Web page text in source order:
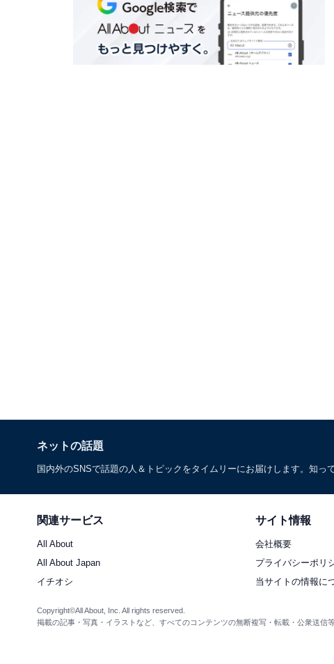
ネットの話題
国内外のSNSで話題の人＆トピックをタイムリーにお届けします。知
関連サービス
All About
All About Japan
イチオシ
サイト情報
会社概要
プライバシーポリ
当サイトの情報に
Copyright©All About, Inc. All rights reserved.
掲載の記事・写真・イラストなど、すべてのコンテンツの無断複写・転載・公衆送信等